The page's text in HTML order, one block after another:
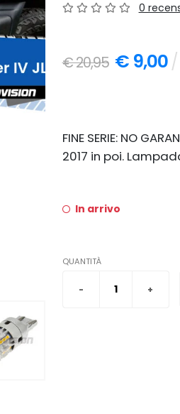
0
€ 9,00
€ 20,95
FINE SERIE: NO
2017 in poi.
In arrivo
QUANTITÀ